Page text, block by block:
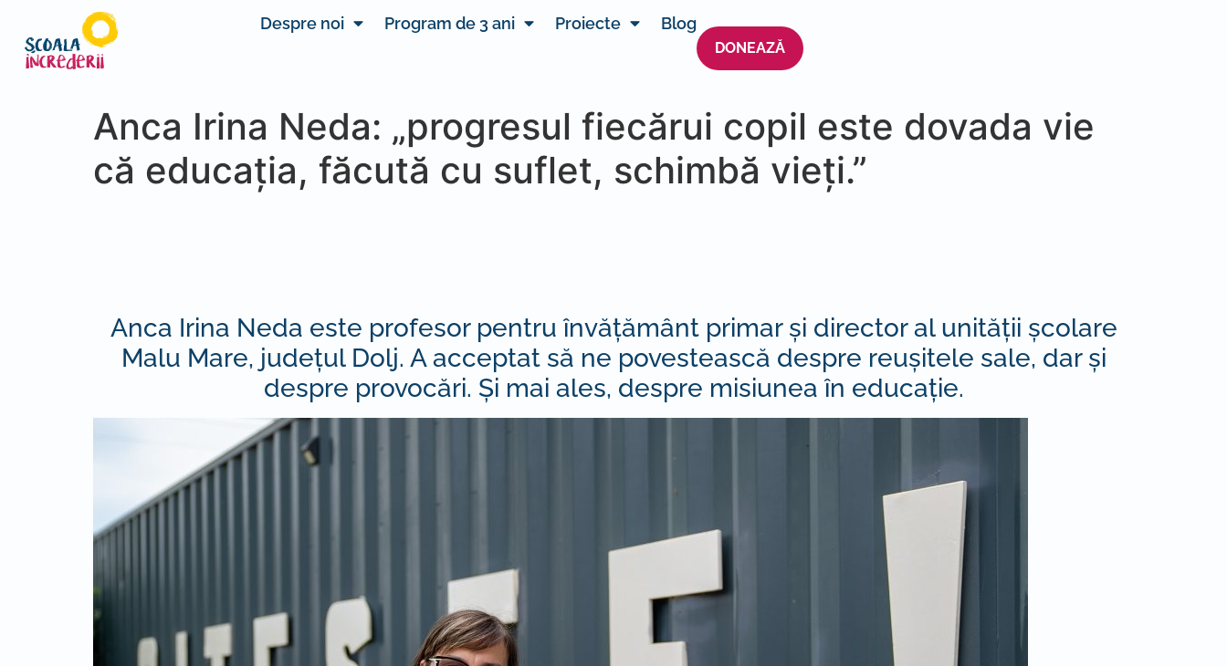
Despre noi Program de 3 ani Proiecte Blog
DONEAZĂ
Anca Irina Neda: „progresul fiecărui copil este dovada vie
că educația, făcută cu suflet, schimbă vieți.”
Anca Irina Neda este profesor pentru învățământ primar și director al unității școlare
Malu Mare, județul Dolj. A acceptat să ne povestească despre reușitele sale, dar și
despre provocări. Și mai ales, despre misiunea în educație.